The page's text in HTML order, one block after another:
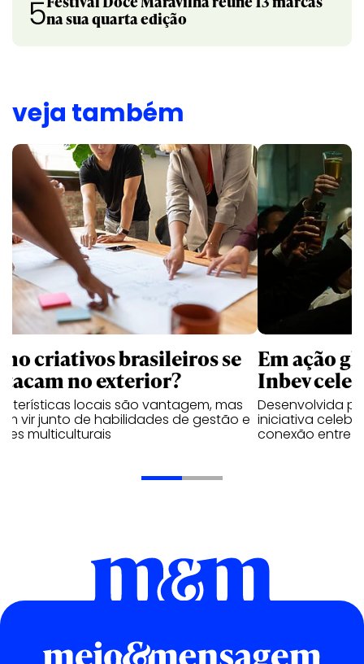
5na sua quarta edição
veja também
criativos brasileiros se
no exterior?
locais são vantagem, mas
vir junto de habilidades de gestão e
multiculturais
Em ação
Inbev
Desenvolvida
iniciativa
conexão entre